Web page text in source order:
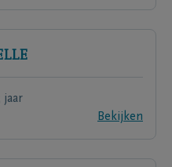
jaar
Bekijken